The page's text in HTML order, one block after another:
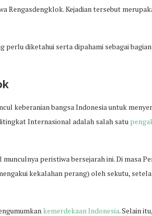
Rengasdengklok. Kejadian tersebut
diketahui serta dipahami sebagai bagian
keberanian bangsa Indonesia untuk
Internasional adalah salah satu
peristiwa bersejarah ini. Di masa
kekalahan perang) oleh sekutu,
kemerdekaan Indonesia. Selain